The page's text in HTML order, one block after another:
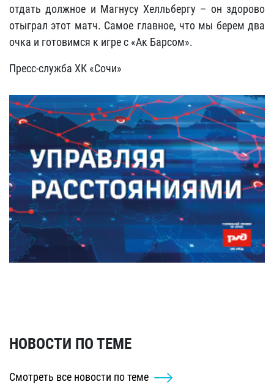
отдать должное и Магнусу Хелльбергу – он здорово
отыграл этот матч. Самое главное, что мы берем два
очка и готовимся к игре с «Ак Барсом».
Пресс-служба ХК «Сочи»
НОВОСТИ ПО ТЕМЕ
Смотреть все новости по теме